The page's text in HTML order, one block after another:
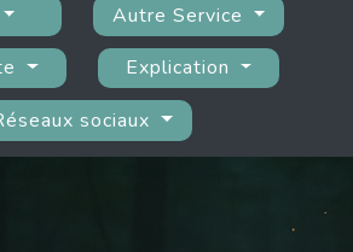
Autre Service
Explication
sociaux